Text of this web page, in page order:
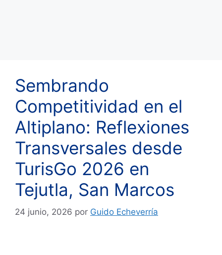
Sembrando
Competitividad en el
Altiplano: Reflexiones
Transversales desde
TurisGo 2026 en
Tejutla, San Marcos
24 junio, 2026 por Guido Echeverría